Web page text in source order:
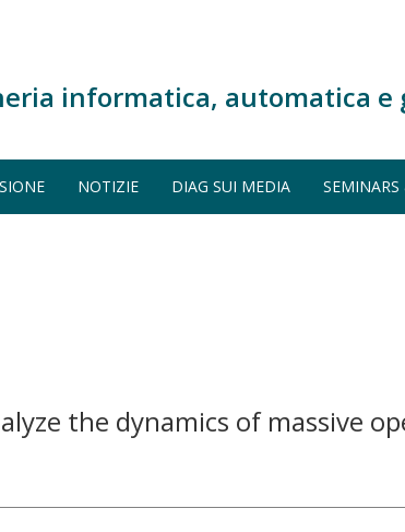
informatica, automatica e
NOTIZIE DIAG SUI MEDIA SEMINARS
the dynamics of massive